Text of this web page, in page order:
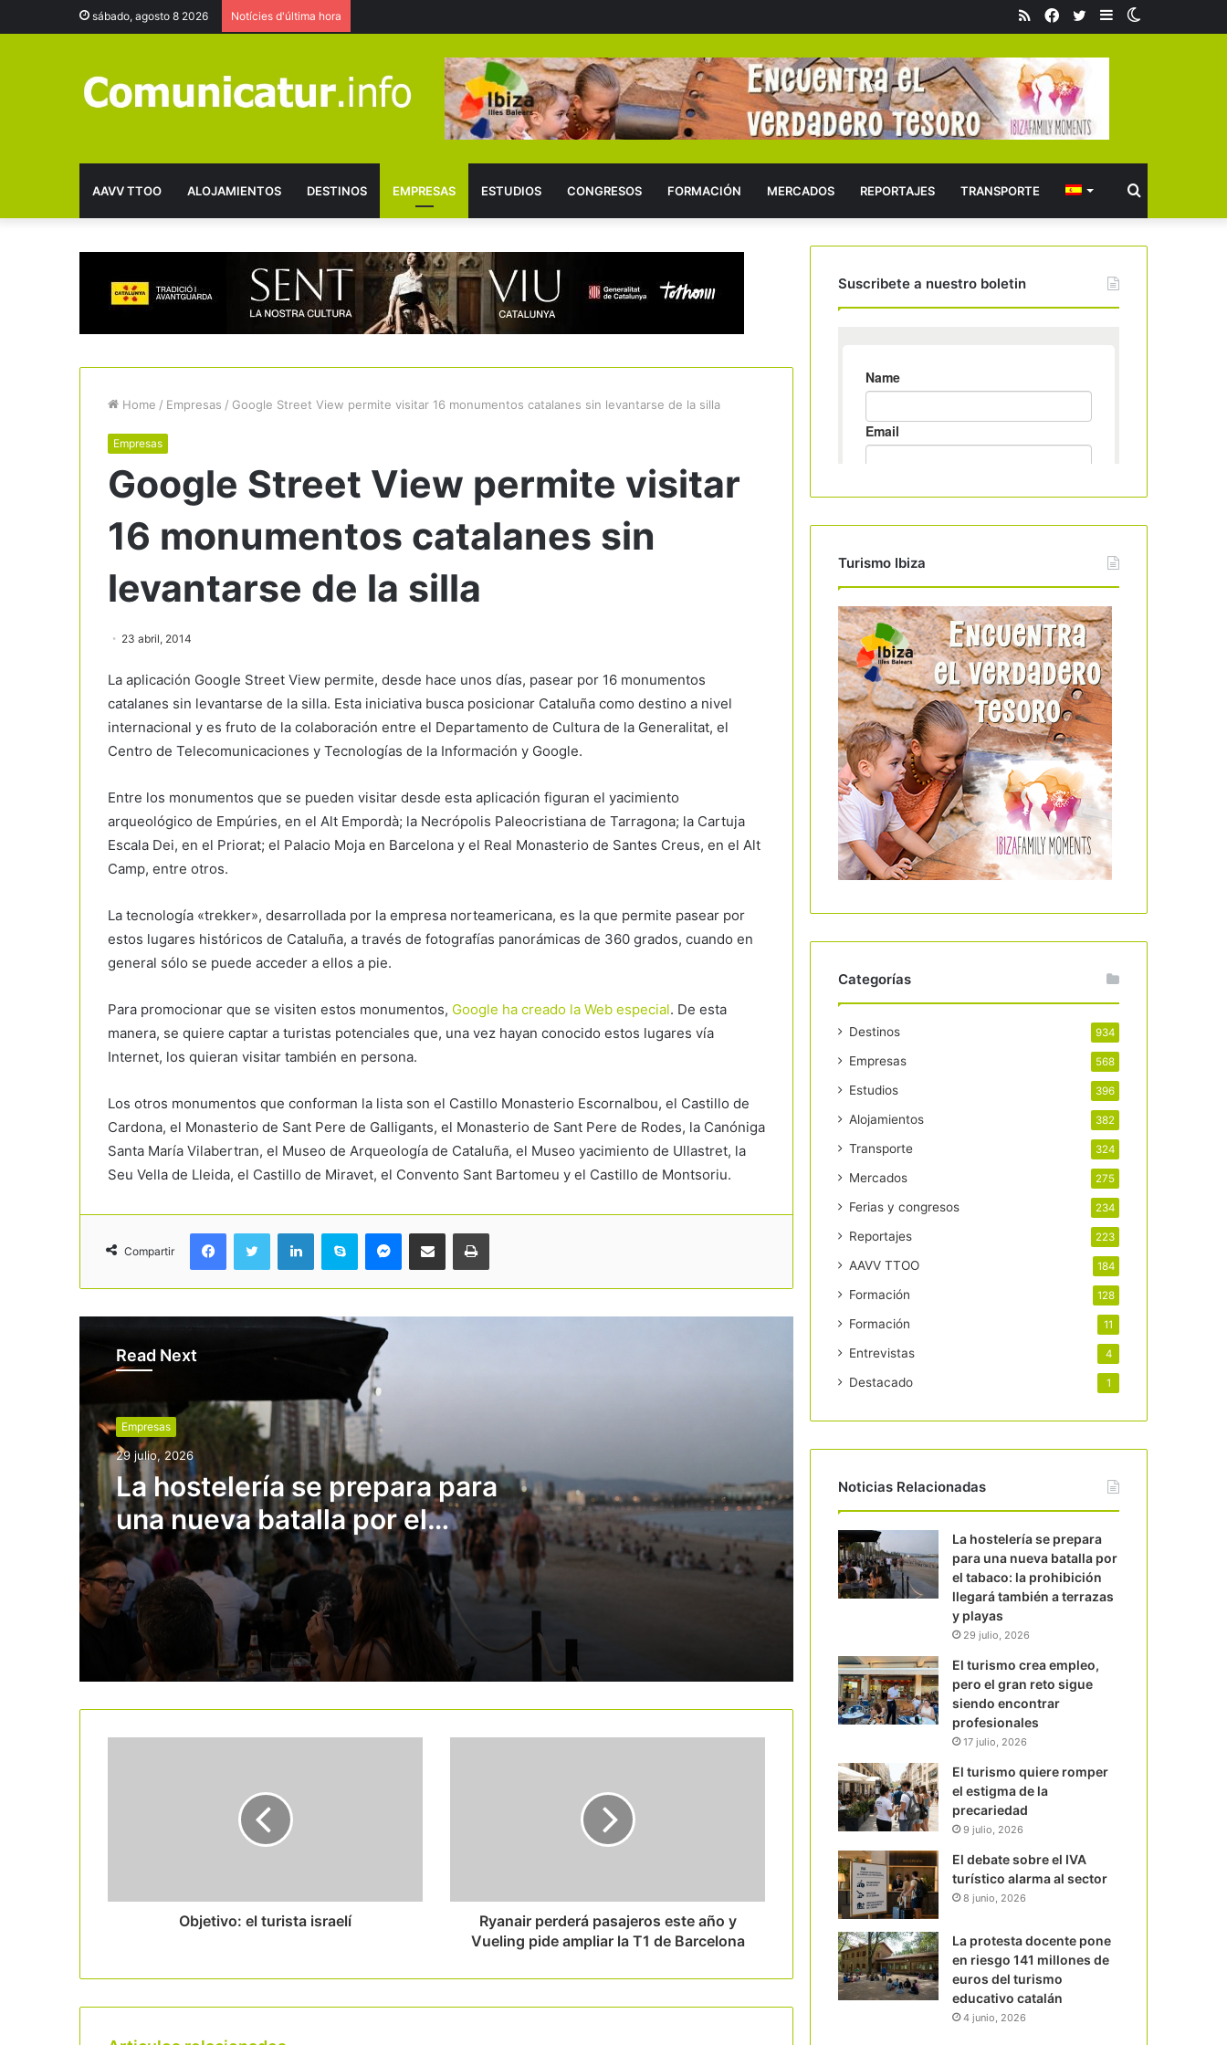
sábado, agosto 8 2026 Notícies d'última hora
Barra
Twitter
Facebook
RSS
AAVV TTOO ALOJAMIENTOS DESTINOS EMPRESAS ESTUDIOS CONGRESOS FORMACIÓN MERCADOS REPORTAJES TRANSPORTE Buscar
Home / Empresas / Google Street View permite visitar 16 monumentos catalanes sin levantarse de la silla
Empresas
Google Street View permite visitar
16 monumentos catalanes sin
levantarse de la silla
23 abril, 2014
La aplicación Google Street View permite, desde hace unos días, pasear por 16 monumentos
catalanes sin levantarse de la silla. Esta iniciativa busca posicionar Cataluña como destino a nivel
internacional y es fruto de la colaboración entre el Departamento de Cultura de la Generalitat, el
Centro de Telecomunicaciones y Tecnologías de la Información y Google.
Entre los monumentos que se pueden visitar desde esta aplicación figuran el yacimiento
arqueológico de Empúries, en el Alt Empordà; la Necrópolis Paleocristiana de Tarragona; la Cartuja
Escala Dei, en el Priorat; el Palacio Moja en Barcelona y el Real Monasterio de Santes Creus, en el Alt
Camp, entre otros.
La tecnología «trekker», desarrollada por la empresa norteamericana, es la que permite pasear por
estos lugares históricos de Cataluña, a través de fotografías panorámicas de 360 grados, cuando en
general sólo se puede acceder a ellos a pie.
Para promocionar que se visiten estos monumentos, Google ha creado la Web especial. De esta
manera, se quiere captar a turistas potenciales que, una vez hayan conocido estos lugares vía
Internet, los quieran visitar también en persona.
Los otros monumentos que conforman la lista son el Castillo Monasterio Escornalbou, el Castillo de
Cardona, el Monasterio de Sant Pere de Galligants, el Monasterio de Sant Pere de Rodes, la Canóniga
Santa María Vilabertran, el Museo de Arqueología de Cataluña, el Museo yacimiento de Ullastret, la
Seu Vella de Lleida, el Castillo de Miravet, el Convento Sant Bartomeu y el Castillo de Montsoriu.
Compartir
Read Next
Empresas
29 julio, 2026
La hostelería se prepara para
una nueva batalla por el
tabaco: la prohibición llegará
también a terrazas y playas
La hostelería se prepara para una
nueva batalla por el tabaco: la
prohibición llegará también a terrazas
y playas
reto sigue siendo encontrar
educativo catalán
La nueva patronal FOET incorpora al
turismo como sector clave de
Tarragona
energética del sector turístico
Airbnb lanza su programa de
Cataluña en Molins de Rei
Jet2holidays supera los 1.500 hoteles
Objetivo: el turista israelí
Ryanair perderá pasajeros este año y
Vueling pide ampliar la T1 de Barcelona
Suscribete a nuestro boletin
Turismo Ibiza
Categorías
Destinos 934
Empresas 568
Estudios 396
Alojamientos 382
Transporte 324
Mercados 275
Ferias y congresos 234
Reportajes 223
AAVV TTOO 184
Formación 128
Formación 11
Entrevistas 4
Destacado 1
Noticias Relacionadas
La hostelería se prepara
para una nueva batalla por
el tabaco: la prohibición
llegará también a terrazas
y playas
29 julio, 2026
El turismo crea empleo,
pero el gran reto sigue
siendo encontrar
profesionales
17 julio, 2026
El turismo quiere romper
el estigma de la
precariedad
9 julio, 2026
El debate sobre el IVA
turístico alarma al sector
8 junio, 2026
La protesta docente pone
en riesgo 141 millones de
euros del turismo
educativo catalán
4 junio, 2026